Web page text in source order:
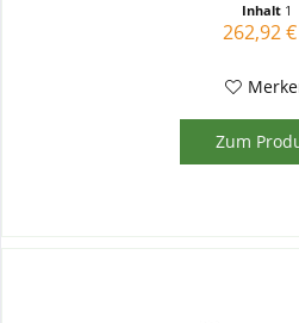
Inhalt 1
262,92
Zum